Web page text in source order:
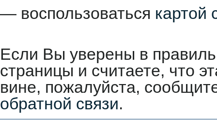
— воспользоваться картой
Если Вы уверены в
страницы и считаете, что
вине, пожалуйста,
обратной связи.